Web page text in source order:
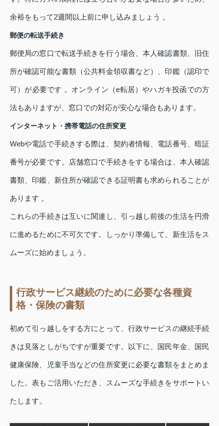
余裕をもって2週間以上前に申し込みましょう 。
郵便の転送手続き
郵便局の窓口で転送手続きを行う場合、本人確認書類、旧住
所が確認可能な書類（公共料金領収書など）、印鑑（認印で
可）が必要です 。オンライン（e転居）やハガキ投函での方
法もありますが、窓口での対応が安心な場合もあります。
インターネット・携帯電話の住所変更
Webや電話で手続きする際は、契約者情報、電話番号、暗証
番号が必要です。店舗窓口で手続きをする場合は、本人確認
書類、印鑑、新住所が確認できる証明書も求められることが
あります 。
これらの手続きは互いに関連し、引っ越し前後の生活を円滑
に進めるために不可欠です。しっかり準備して、新生活をス
ムーズに始めましょう。
行政サービス継続のために必要な各種資
格・保険の書類
初めて引っ越しをする方にとって、行政サービスの継続手続
きは見落としがちですが重要です。以下に、国民年金、国民
健康保険、児童手当などの住所変更に必要な書類をまとめま
した。表もご活用いただき、スムーズな手続きをサポートい
たします。